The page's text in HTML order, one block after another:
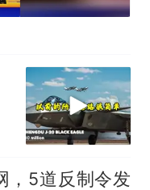
，5道反制令发